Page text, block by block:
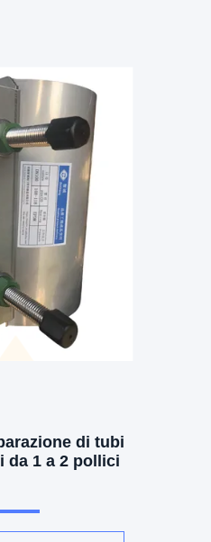
di tubi
da 1 a 2 pollici